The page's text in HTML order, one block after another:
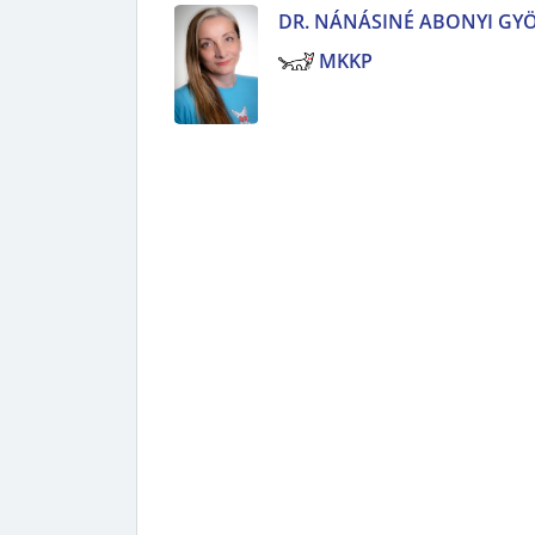
DR. NÁNÁSINÉ ABONYI
MKKP